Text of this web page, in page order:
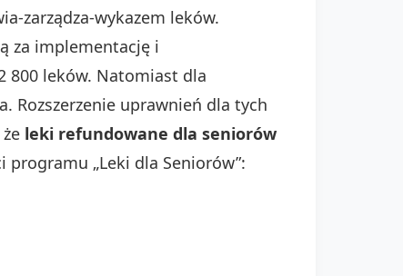
zarządza-wykazem leków.
za implementację i
800 leków. Natomiast dla
Rozszerzenie uprawnień dla tych
leki refundowane dla seniorów
„Leki dla Seniorów”: